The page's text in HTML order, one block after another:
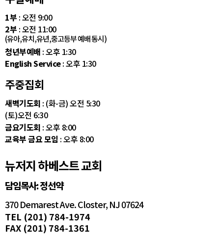
1부 : 오전 9:00
2부 : 오전 11:00
(유아,유치,유년,중고등부 예배 동시)
청년부예배 : 오후 1:30
English Service: 오후 1:30
주중집회
새벽기도회 : (화-금) 오전 5:30
(토)오전 6:30
금요기도회 : 오후 8:00
교육부 금요 모임 : 오후 8:00
뉴저지 하베스트 교회
담임목사: 정선약
370 Demarest Ave. Closter, NJ 07624
TEL (201) 784-1974
FAX (201) 784-1361